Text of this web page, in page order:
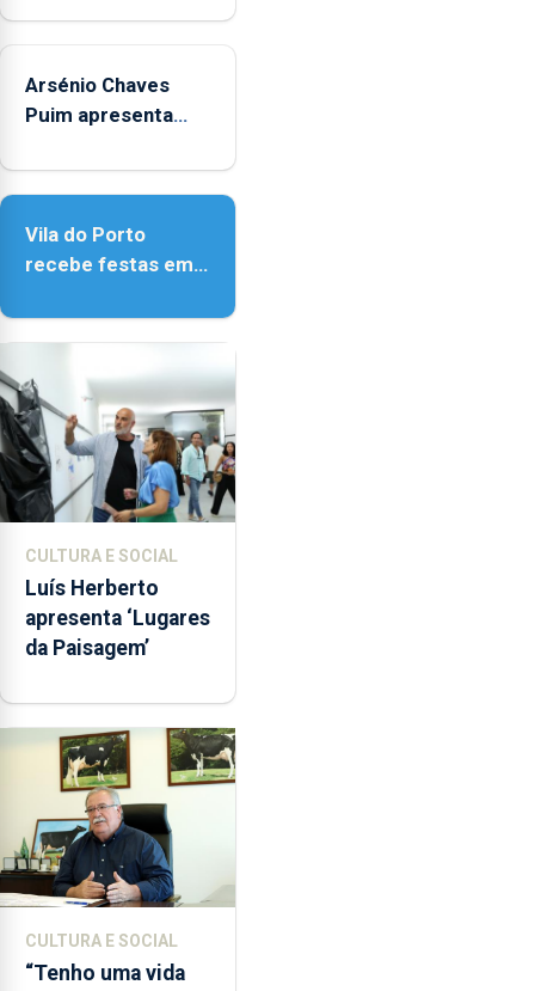
"Museus no Verão"
Arsénio Chaves
Puim apresenta
de Vila do Porto
Vila do Porto
recebe festas em
Senhora da
CULTURA E SOCIAL
Luís Herberto
apresenta ‘Lugares
da Paisagem’
CULTURA E SOCIAL
“Tenho uma vida